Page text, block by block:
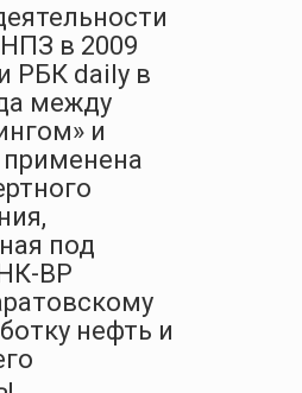
в 2009
РБК daily в
между
и
под
BP
нефть и